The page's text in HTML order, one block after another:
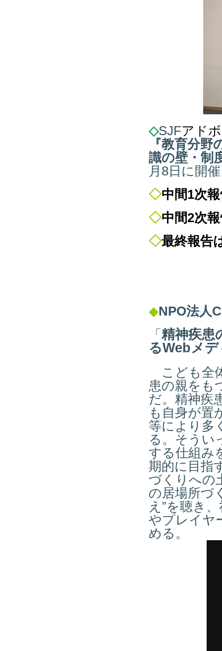
◇SJFアド
『教育分野
識の壁・制
月8日に開
◇中間1次
◇中間2次
◇最終報告
◆NPO法人
「 精神疾患
るWebメ
こども全
患の親をも
だ。精神疾
も自身が置
等により多
る。そうい
する仕組み
期的に目指
づくりへの
の居場所づ
え”を聴き
やプレイヤ
める。